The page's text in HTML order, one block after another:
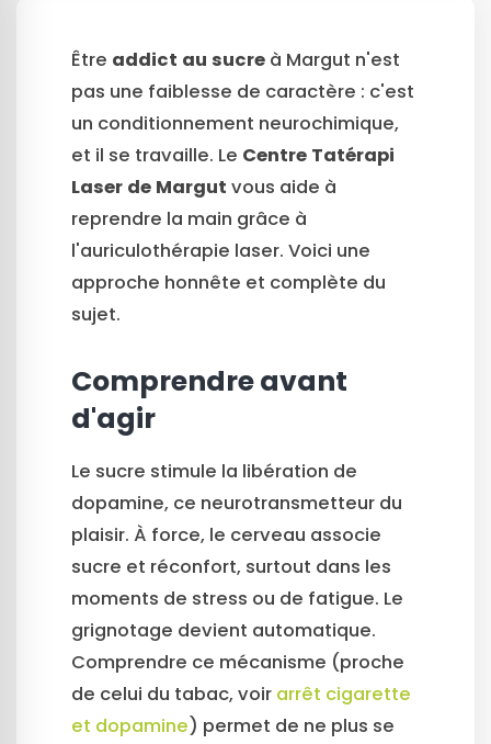
Être addict au sucre à Margut n'est
pas une faiblesse de caractère : c'est
un conditionnement neurochimique,
et il se travaille. Le Centre Tatérapi
Laser de Margut vous aide à
reprendre la main grâce à
l'auriculothérapie laser. Voici une
approche honnête et complète du
sujet.
Comprendre avant
d'agir
Le sucre stimule la libération de
dopamine, ce neurotransmetteur du
plaisir. À force, le cerveau associe
sucre et réconfort, surtout dans les
moments de stress ou de fatigue. Le
grignotage devient automatique.
Comprendre ce mécanisme (proche
de celui du tabac, voir arrêt cigarette
et dopamine) permet de ne plus se